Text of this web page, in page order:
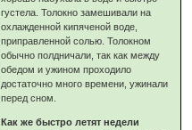
густела. Толокно замешивали на
охлажденной кипяченой воде,
приправленной солью. Толокном
обычно полдничали, так как между
обедом и ужином проходило
достаточно много времени, ужинали
перед сном.
Как же быстро летят недели